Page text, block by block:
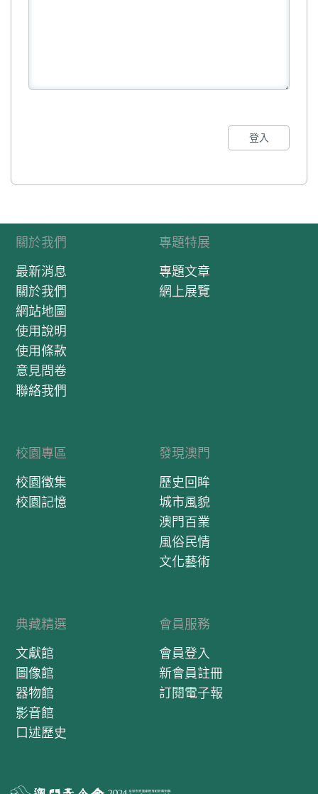
登入
關於我們
最新消息
關於我們
網站地圖
使用說明
使用條款
意見問卷
聯絡我們
專題特展
專題文章
網上展覽
校園專區
校園徵集
校園記憶
發現澳門
歷史回眸
城市風貌
澳門百業
風俗民情
文化藝術
典藏精選
文獻館
圖像館
器物館
影音館
口述歷史
會員服務
會員登入
新會員註冊
訂閱電子報